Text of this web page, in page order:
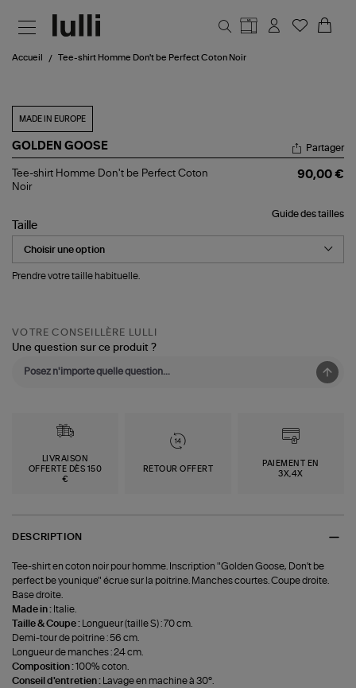
Accueil Tee-shirt Homme Don't be Perfect Coton Noir
MADE IN EUROPE
GOLDEN GOOSE
Tee-
shirt
be
Perfect
Coton
Partager
Tee-shirt Homme Don't be Perfect Coton
Noir
90,00 €
Guide des tailles
Taille
Prendre votre taille habituelle.
VOTRE CONSEILLÈRE LULLI
Une question sur ce produit ?
LIVRAISON
OFFERTE DÈS 150
€
RETOUR OFFERT
PAIEMENT EN
3X,4X
DESCRIPTION
Tee-shirt en coton noir pour homme. Inscription "Golden Goose, Don't be
perfect be younique" écrue sur la poitrine. Manches courtes. Coupe droite.
Base droite.
Made in : Italie.
Taille & Coupe :
Longueur (taille S) : 70 cm.
Demi-tour de poitrine : 56 cm.
Longueur de manches : 24 cm.
Composition :100% coton.
Conseil d'entretien :
Lavage en machine à 30°.